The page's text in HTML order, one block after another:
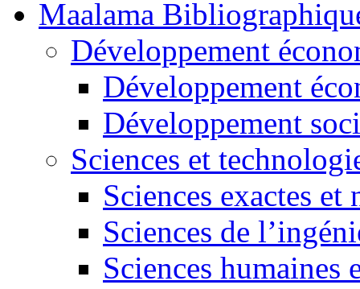
Maalama
Développement
Développement
Développement
Sciences et
Sciences exactes et
Sciences de
Sciences humaines